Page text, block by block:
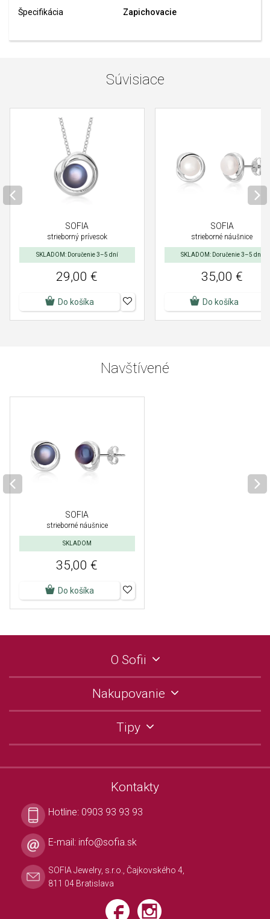
Špecifikácia Zapichovacie
Súvisiace
SOFIA
strieborný prívesok
SKLADOM: Doručenie 3–5 dní
29,00 €
Do košíka
SOFIA
strieborné náušnice
SKLADOM: Doručenie 3–5 dní
35,00 €
Do košíka
Navštívené
SOFIA
strieborné náušnice
SKLADOM
35,00 €
Do košíka
O Sofii
Nakupovanie
Tipy
Kontakty
Hotline: 0903 93 93 93
E-mail: info@sofia.sk
SOFIA Jewelry, s.r.o., Čajkovského 4,
811 04 Bratislava